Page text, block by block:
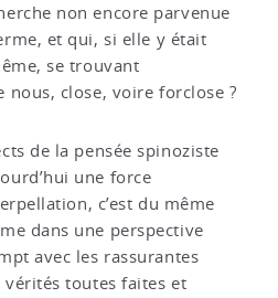
non encore parvenue
et qui, si elle y était
se trouvant
close, voire forclose ?
de la pensée spinoziste
une force
c’est du même
dans une perspective
avec les rassurantes
toutes faites et